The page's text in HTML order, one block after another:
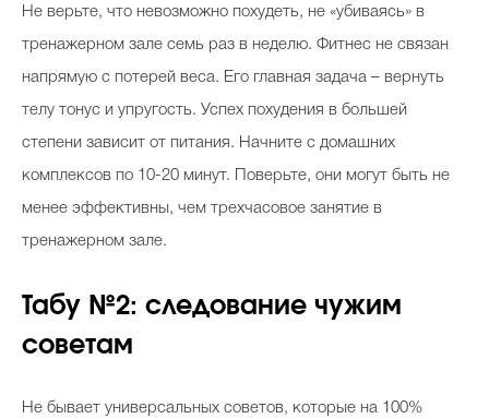
Не верьте, что невозможно похудеть, не «убиваясь» в
тренажерном зале семь раз в неделю. Фитнес не связан
напрямую с потерей веса. Его главная задача – вернуть
телу тонус и упругость. Успех похудения в большей
степени зависит от питания. Начните с домашних
комплексов по 10-20 минут. Поверьте, они могут быть не
менее эффективны, чем трехчасовое занятие в
тренажерном зале.
Табу №2: следование чужим
советам
Не бывает универсальных советов, которые на 100%